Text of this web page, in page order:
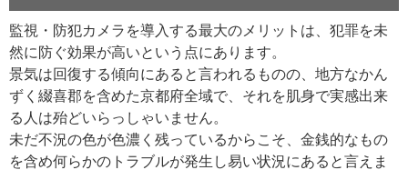
監視・防犯カメラを導入する最大のメリットは、犯罪を未
然に防ぐ効果が高いという点にあります。
景気は回復する傾向にあると言われるものの、地方なかん
ずく綴喜郡を含めた京都府全域で、それを肌身で実感出来
る人は殆どいらっしゃいません。
未だ不況の色が色濃く残っているからこそ、金銭的なもの
を含め何らかのトラブルが発生し易い状況にあると言えま